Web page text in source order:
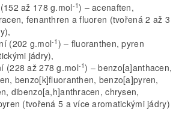
až 178 g.mol-1) – acenaften,
fenanthren a fluoren (tvořená 2 až 3
(202 g.mol-1 ) – fluoranthen, pyren
jádry),
(228 až 278 g.mol-1) – benzo[a]anthacen,
benzo[k]fluoranthen, benzo[a]pyren,
dibenzo[a,h]anthracen, chrysen,
(tvořená 5 a více aromatickými jádry)